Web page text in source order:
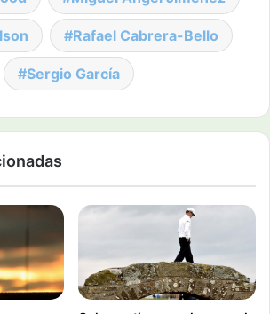
Rafael Cabrera-Bello
Sergio García